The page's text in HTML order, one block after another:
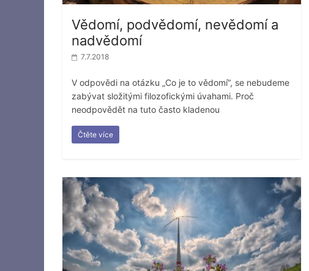
Vědomí, podvědomí, nevědomí a
nadvědomí
7.7.2018
V odpovědi na otázku „Co je to vědomí“, se nebudeme
zabývat složitými filozofickými úvahami. Proč
neodpovědět na tuto často kladenou
Čtěte více